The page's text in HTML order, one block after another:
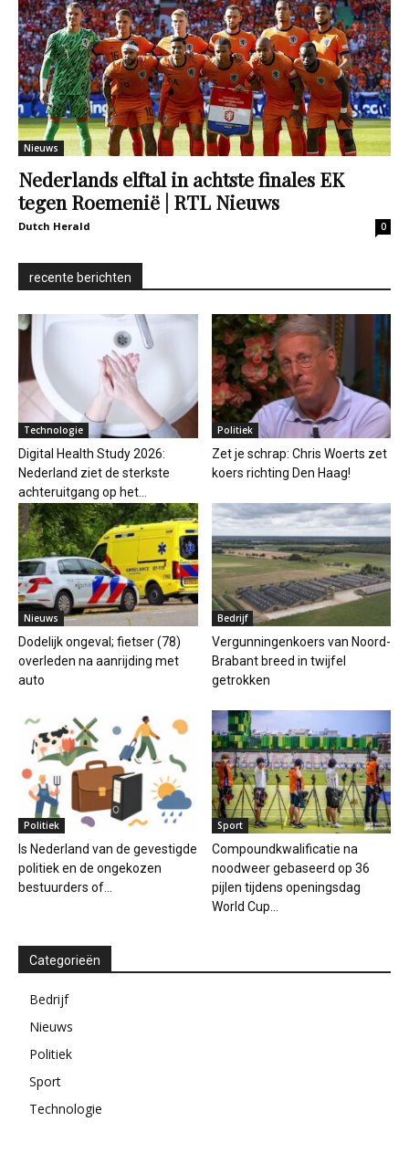
Nieuws
Nederlands elftal in achtste finales EK
tegen Roemenië | RTL Nieuws
Dutch Herald 0
recente berichten
Technologie
Digital Health Study 2026:
Nederland ziet de sterkste
achteruitgang op het...
Politiek
Zet je schrap: Chris Woerts zet
koers richting Den Haag!
Nieuws
Dodelijk ongeval; fietser (78)
overleden na aanrijding met
auto
Bedrijf
Vergunningenkoers van Noord-
Brabant breed in twijfel
getrokken
Politiek
Is Nederland van de gevestigde
politiek en de ongekozen
bestuurders of...
Sport
Compoundkwalificatie na
noodweer gebaseerd op 36
pijlen tijdens openingsdag
World Cup...
Categorieën
Bedrijf
Nieuws
Politiek
Sport
Technologie